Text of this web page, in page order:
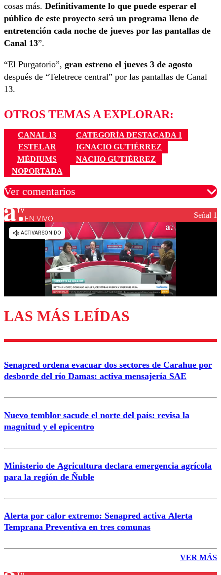
cosas más. Definitivamente lo que puede esperar el
público de este proyecto será un programa lleno de
entretención cada noche de jueves por las pantallas de
Canal 13”.
“El Purgatorio”, gran estreno el jueves 3 de agosto
después de “Teletrece central” por las pantallas de Canal
13.
OTROS TEMAS A EXPLORAR:
CANAL 13
CATEGORÍA DESTACADA 1
ESTELAR
IGNACIO GUTIÉRREZ
MÉDIUMS
NACHO GUTIÉRREZ
NOPORTADA
Ver comentarios
Los comentarios son moderados para garantizar un
diálogo respetuoso.
Enviar comentario
EN VIVO Señal 1
LAS MÁS LEÍDAS
Senapred ordena evacuar dos sectores de Carahue por
desborde del río Damas: activa mensajería SAE
Nuevo temblor sacude el norte del país: revisa la
magnitud y el epicentro
Ministerio de Agricultura declara emergencia agrícola
para la región de Ñuble
Alerta por calor extremo: Senapred activa Alerta
Temprana Preventiva en tres comunas
VER MÁS